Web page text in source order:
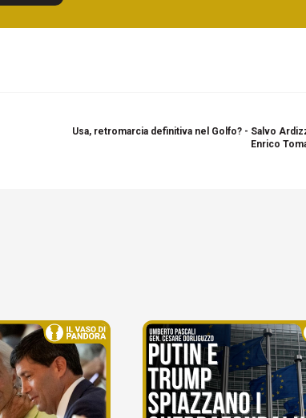
Usa, retromarcia definitiva nel Golfo? - Salvo
Enrico